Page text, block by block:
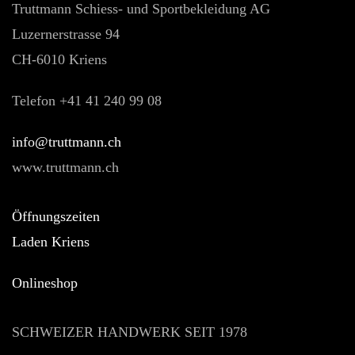
Truttmann Schiess- und Sportbekleidung AG
Luzernerstrasse 94
CH-6010 Kriens
Telefon +41 41 240 99 08
hc.nnamtturt@ofni
www.truttmann.ch
Öffnungszeiten
Laden Kriens
Onlineshop
SCHWEIZER HANDWERK SEIT 1978